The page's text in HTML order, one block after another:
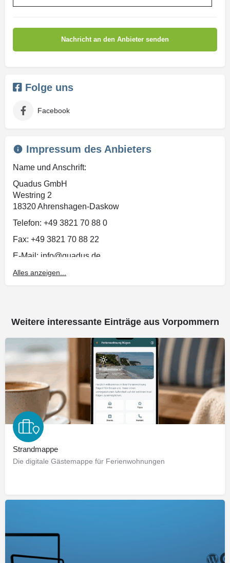
Folge uns
Facebook
Impressum des Anbieters
Name und Anschrift:
Quadus GmbH
Westring 2
18320 Ahrenshagen-Daskow
Telefon: +49 3821 70 88 0
Fax: +49 3821 70 88 22
E-Mail: info@quadus.de
Handelsregister HRB 4836
Umsatzsteuer-Identifikationsnummer: DE 202816930
Inhaltlich verantwortlich: Quadus GmbH
Wir nehmen nicht an einem Streitbeilegungsverfahren
vor einer Verbraucherschlichtungsstelle teil.
Alles anzeigen...
Weitere interessante Einträge aus Vorpommern
Strandmappe
Die digitale Gästemappe für Ferienwohnungen